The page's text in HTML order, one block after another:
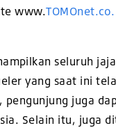
www.
seluruh
yang saat ini
juga
Selain itu, juga